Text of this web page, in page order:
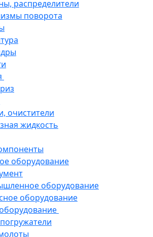
распределители
поворота
очистители
жидкость
оборудование
оборудование
оборудование